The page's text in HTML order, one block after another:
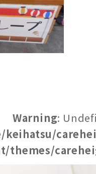
Warning:
keihatsu/
themes/